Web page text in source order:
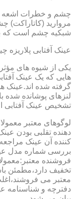
مروارید (کاتاراکت)
شبکیه چشم است که
عینک آفتابی پلاریزه
یکی از شیوه های
گرفته شده اند.عینک
لنزهای پوشانده شده
تشخیص عینک آفتابی
لوگوهای معتبر
دهنده تقلبی بودن
کننده آن عینک
بررسی شماره مدل
فروشنده
تخفیف دارد،مطمئن
معتبر می
دفترچه و شناسنامه